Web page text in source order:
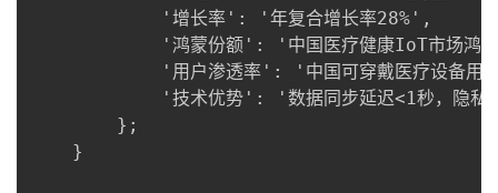
            '增长率': '年复合增长率28%',
'鸿蒙份额': '中国医疗健康IoT市场鸿
'用户渗透率': '中国可穿戴医疗设备用
'技术优势': '数据同步延迟<1秒，隐私
        };
    }